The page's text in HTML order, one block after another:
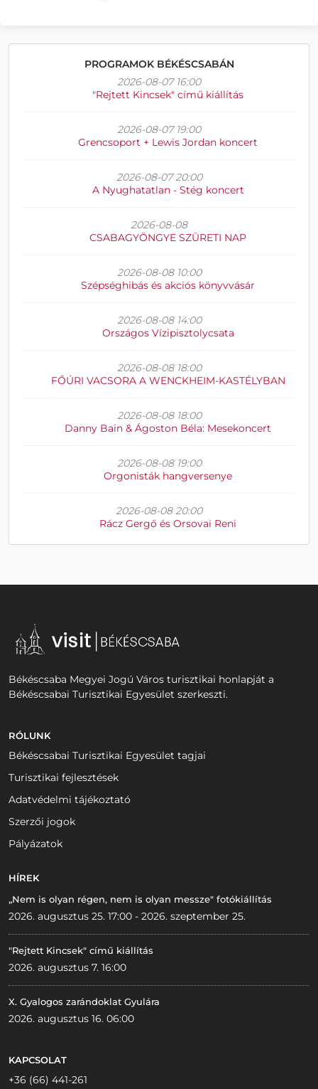
PROGRAMOK BÉKÉSCSABÁN
2026-08-07 16:00
"Rejtett Kincsek" című kiállítás
2026-08-07 19:00
Grencsoport + Lewis Jordan koncert
2026-08-07 20:00
A Nyughatatlan - Stég koncert
2026-08-08
CSABAGYÖNGYE SZÜRETI NAP
2026-08-08 10:00
Szépséghibás és akciós könyvvásár
2026-08-08 14:00
Országos Vízipisztolycsata
2026-08-08 18:00
FŐÚRI VACSORA A WENCKHEIM-KASTÉLYBAN
2026-08-08 18:00
Danny Bain & Ágoston Béla: Mesekoncert
2026-08-08 19:00
Orgonisták hangversenye
2026-08-08 20:00
Rácz Gergő és Orsovai Reni
Békéscsaba Megyei Jogú Város turisztikai honlapját a
Békéscsabai Turisztikai Egyesület szerkeszti.
RÓLUNK
Békéscsabai Turisztikai Egyesület tagjai
Turisztikai fejlesztések
Adatvédelmi tájékoztató
Szerzői jogok
Pályázatok
HÍREK
„Nem is olyan régen, nem is olyan messze" fotókiállítás
2026. augusztus 25. 17:00 - 2026. szeptember 25.
"Rejtett Kincsek" című kiállítás
2026. augusztus 7. 16:00
X. Gyalogos zarándoklat Gyulára
2026. augusztus 16. 06:00
KAPCSOLAT
+36 (66) 441-261